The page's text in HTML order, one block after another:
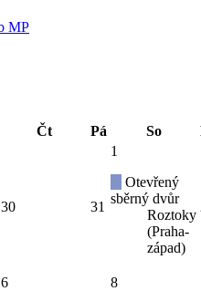
Čt Pá So
30 31
1
Otevřený
sběrný dvůr
Roztoky
(Praha-
západ)
6
8